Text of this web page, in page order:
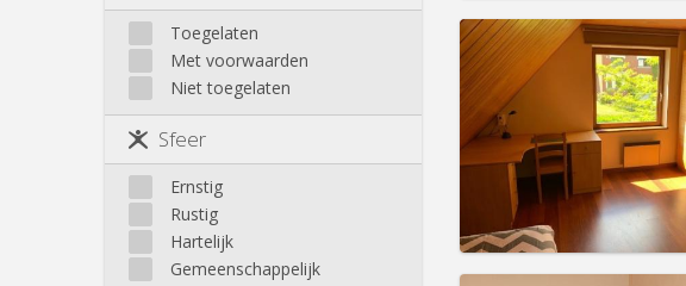
L'Hocaille
La Baraque
Lauzelle
Les Bruyères
Genappe
Mont-Saint-Guibert
Nivelles
Ottignies
Rixensart
Walhain
Wavre
Buiten Louvain-La-Neuve
Toegelaten
Met voorwaarden
Niet toegelaten
Sfeer
Ernstig
Rustig
Hartelijk
Gemeenschappelijk
Praktische
Huur:450 €
Kosten:50 €
Duur: 12 maanden
Domiciliëring: Nee